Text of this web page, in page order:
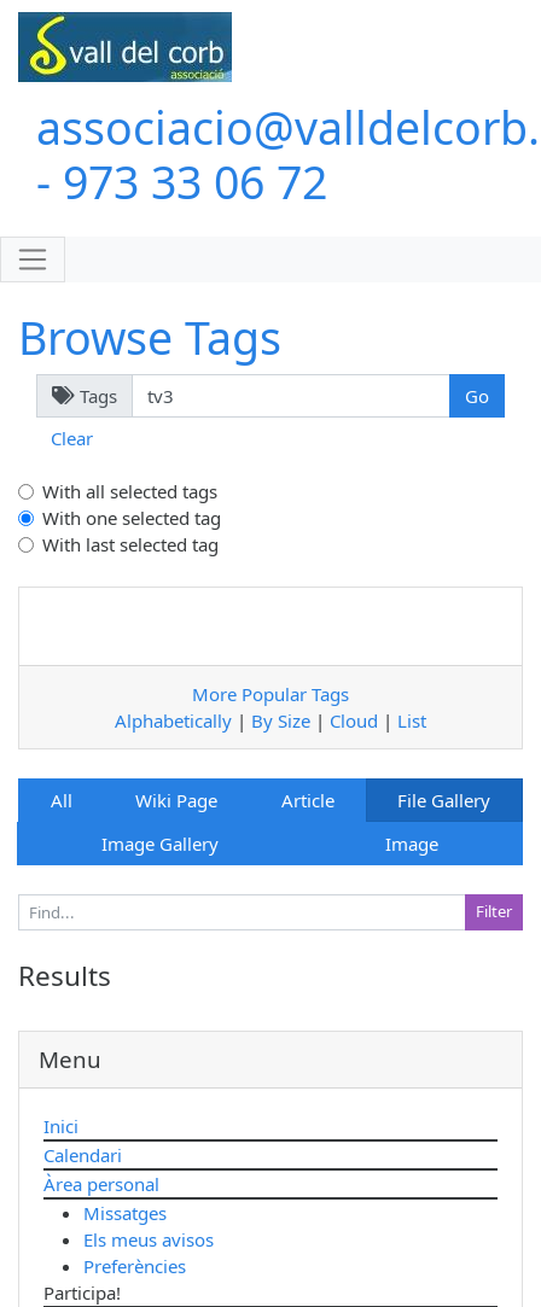
- 973 33 06 72
Browse Tags
Tags
Clear
With all selected tags
With one selected tag
With last selected tag
More Popular Tags
Alphabetically | By Size | Cloud | List
All Wiki Page Article
File Gallery
Image Gallery
Image
Results
Menu
Inici
Calendari
Àrea personal
Missatges
Els meus avisos
Preferències
Participa!